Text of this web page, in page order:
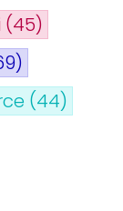
(45)
(44)